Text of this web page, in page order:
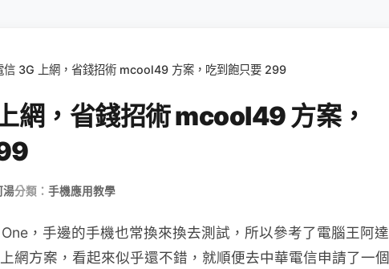
信 3G 上網，省錢招術 mcool49 方案，吃到飽只要 299
網，省錢招術 mcool49 方案，
湯分類： 手機應用教學
，手邊的手機也常換來換去測試，所以參考了電腦王阿達
網方案，看起來似乎還不錯，就順便去中華電信申請了一個